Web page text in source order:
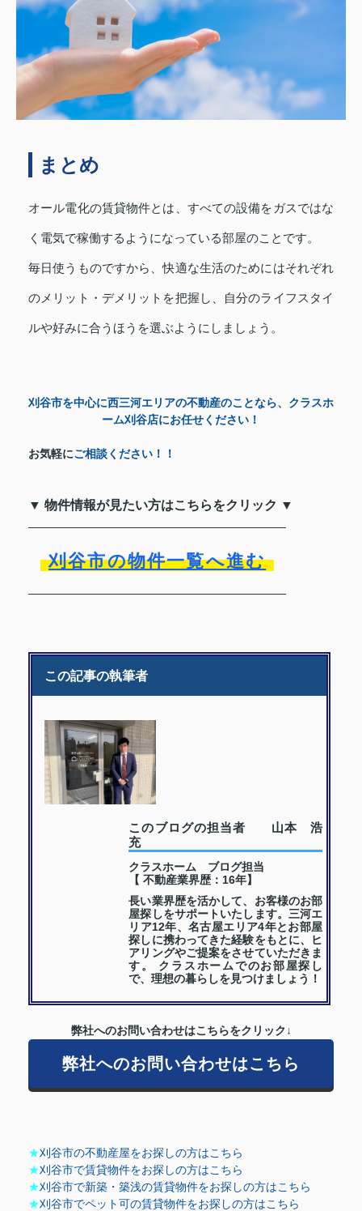
まとめ
オール電化の賃貸物件とは、すべての設備をガスではな
く電気で稼働するようになっている部屋のことです。
毎日使うものですから、快適な生活のためにはそれぞれ
のメリット・デメリットを把握し、自分のライフスタイ
ルや好みに合うほうを選ぶようにしましょう。
刈谷市を中心に西三河エリアの不動産のことなら、クラスホ
ーム刈谷店にお任せください！
お気軽にご相談ください！！
▼ 物件情報が見たい方はこちらをクリック ▼
刈谷市の物件一覧へ進む
この記事の執筆者
このブログの担当者 山本 浩
充
クラスホーム ブログ担当
【 不動産業界歴：16年】
長い業界歴を活かして、お客様のお部
屋探しをサポートいたします。三河エ
リア12年、名古屋エリア4年とお部屋
探しに携わってきた経験をもとに、ヒ
アリングやご提案をさせていただきま
す。 クラスホームでのお部屋探し
で、理想の暮らしを見つけましょう！
弊社へのお問い合わせはこちらをクリック↓
弊社へのお問い合わせはこちら
★刈谷市の不動産屋をお探しの方はこちら
★刈谷市で賃貸物件をお探しの方はこちら
★刈谷市で新築・築浅の賃貸物件をお探しの方はこちら
★刈谷市でペット可の賃貸物件をお探しの方はこちら